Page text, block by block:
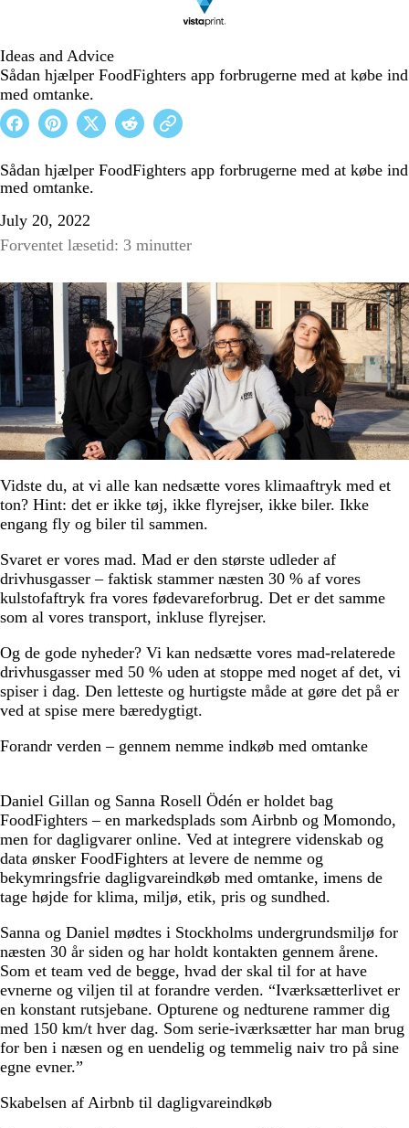
Ideas and Advice
Sådan hjælper FoodFighters app forbrugerne med at købe ind
med omtanke.
Sådan hjælper FoodFighters app forbrugerne med at købe ind
med omtanke.
July 20, 2022
Forventet læsetid: 3 minutter
Vidste du, at vi alle kan nedsætte vores klimaaftryk med et
ton? Hint: det er ikke tøj, ikke flyrejser, ikke biler. Ikke
engang fly og biler til sammen.
Svaret er vores mad. Mad er den største udleder af
drivhusgasser – faktisk stammer næsten 30 % af vores
kulstofaftryk fra vores fødevareforbrug. Det er det samme
som al vores transport, inkluse flyrejser.
Og de gode nyheder? Vi kan nedsætte vores mad-relaterede
drivhusgasser med 50 % uden at stoppe med noget af det, vi
spiser i dag. Den letteste og hurtigste måde at gøre det på er
ved at spise mere bæredygtigt.
Forandr verden – gennem nemme indkøb med omtanke
Daniel Gillan og Sanna Rosell Ödén er holdet bag
FoodFighters – en markedsplads som Airbnb og Momondo,
men for dagligvarer online. Ved at integrere videnskab og
data ønsker FoodFighters at levere de nemme og
bekymringsfrie dagligvareindkøb med omtanke, imens de
tage højde for klima, miljø, etik, pris og sundhed.
Sanna og Daniel mødtes i Stockholms undergrundsmiljø for
næsten 30 år siden og har holdt kontakten gennem årene.
Som et team ved de begge, hvad der skal til for at have
evnerne og viljen til at forandre verden. “Iværksætterlivet er
en konstant rutsjebane. Opturene og nedturene rammer dig
med 150 km/t hver dag. Som serie-iværksætter har man brug
for ben i næsen og en uendelig og temmelig naiv tro på sine
egne evner.”
Skabelsen af Airbnb til dagligvareindkøb